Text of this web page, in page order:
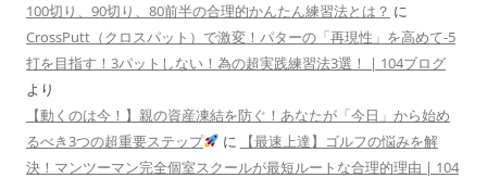
100切り、90切り、80前半の合理的かんたん練習法とは？ に
CrossPutt（クロスパット）で激変！パターの「再現性」を高めて-5
打を目指す！3パットしない！為の超実践練習法3選！ | 104ブログ
より
【動くのは今！】親の資産凍結を防ぐ！あなたが「今日」から始め
るべき3つの超重要ステップ
に
【最速上達】ゴルフの悩みを解
決！マンツーマン完全個室スクールが最短ルートな合理的理由 | 104